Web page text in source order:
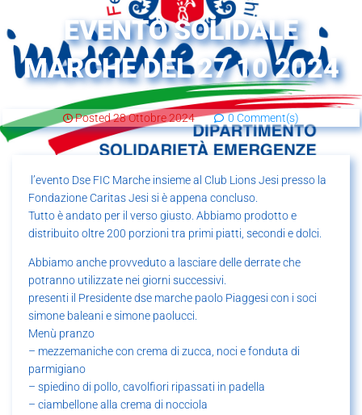
EVENTO SOLIDALE
MARCHE DEL 27 10 2024
Posted28 Ottobre 2024 0 Comment(s)
l’evento Dse FIC Marche insieme al Club Lions Jesi presso la
Fondazione Caritas Jesi si è appena concluso.
Tutto è andato per il verso giusto. Abbiamo prodotto e
distribuito oltre 200 porzioni tra primi piatti, secondi e dolci.
Abbiamo anche provveduto a lasciare delle derrate che
potranno utilizzate nei giorni successivi.
presenti il Presidente dse marche paolo Piaggesi con i soci
simone baleani e simone paolucci.
Menù pranzo
– mezzemaniche con crema di zucca, noci e fonduta di
parmigiano
– spiedino di pollo, cavolfiori ripassati in padella
– ciambellone alla crema di nocciola